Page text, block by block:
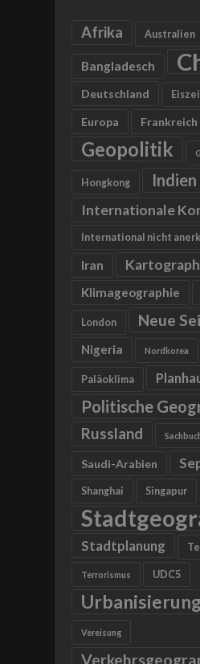
Afrika Australien
Bangladesch
Deutschland
Europa Frankreich
Geopolitik
Hongkong Indien
Internationale
International nicht
Iran
Klimageographie
London Neue
Nigeria Nordkorea
Paläoklima
Politische
Russland
Saudi-Arabien
Shanghai Singapur
Stadtplanung
Terrorismus UDC5
Urbanisierung
Vereisung